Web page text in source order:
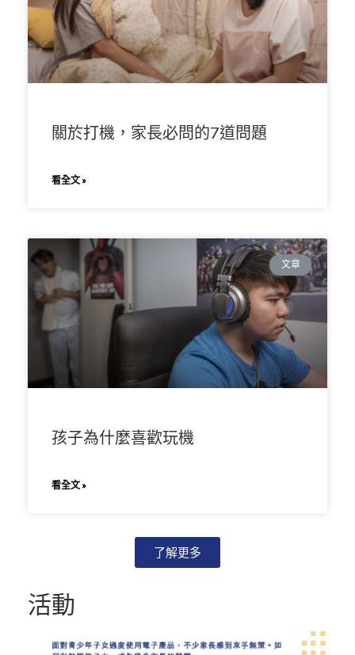
關於打機，家長必問的7道問題
看全文 »
文章
孩子為什麼喜歡玩機
看全文 »
了解更多
活動